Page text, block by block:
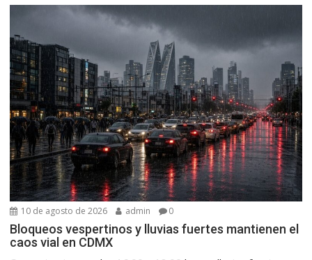
10 de agosto de 2026 admin 0
Bloqueos vespertinos y lluvias fuertes mantienen el
caos vial en CDMX